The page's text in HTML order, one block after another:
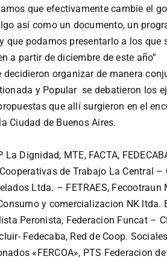
que efectivamente cambie el
así como un documento, un
que podamos presentarlo a los
a partir de diciembre de este año”
decidieron organizar de manera
y Popular se debatieron los
que allí surgieron en el
Ciudad de Buenos Aires.
La Dignidad, MTE, FACTA,
de Trabajo La Central –
Ltda. – FETRAES, Fecootraun
y comercializacion NK ltda.
Peronista, Federacion Funcat –
Fedecaba, Red de Coop.
«FERCOA», PTS Federacion